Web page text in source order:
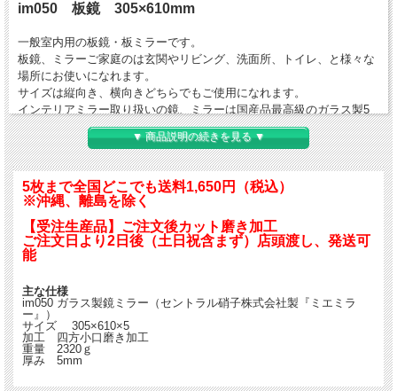
im050 板鏡 305×610mm
一般室内用の板鏡・板ミラーです。
板鏡、ミラーご家庭のは玄関やリビング、洗面所、トイレ、と様々な
場所にお使いになれます。
サイズは縦向き、横向きどちらでもご使用になれます。
インテリアミラー取り扱いの鏡、ミラーは国産品最高級のガラス製5
ミリミラーになります。
セントラル硝子株式会社製造の『ミエミラー』（国内生産）です。
規格サイズで販売しておりますが、特注サイズも製作可能です。
特注サイズの価格はご希望サイズの面積が入る規格サイズの一番小さ
いミラーの価格です。ご利用ください。
大型サイズ以外は常時在庫しておりますので店頭引渡しも可能です。
店頭でのお買い求め希望のお客様は必ずご来店前に電話にて在庫を確
認して下さい。
▼ 商品説明の続きを見る ▼
5枚まで全国どこでも送料1,650円（税込）
※沖縄、離島を除く
【受注生産品】ご注文後カット磨き加工
ご注文日より2日後（土日祝含まず）店頭渡し、発送可
能
主な仕様
im050 ガラス製鏡ミラー（セントラル硝子株式会社製『ミエミラ
ー』）
サイズ 305×610×5
加工 四方小口磨き加工
重量 2320ｇ
厚み 5mm